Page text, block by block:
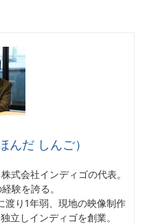
んだ しんご）
式会社インディゴの代表。
験を誇る。
り1年弱、現地の映像制作
立しインディゴを創業。